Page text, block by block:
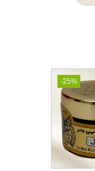
-25%